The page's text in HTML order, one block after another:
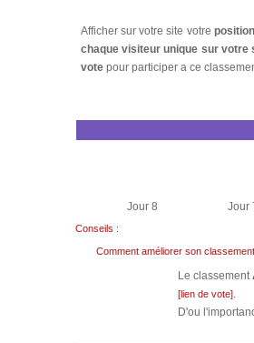
Afficher sur votre site votre
chaque visiteur unique sur votre
vote pour participer a ce
Jour 8 Jour
Conseils :
Comment améliorer son classement
Le classement
[lien de vote].
D'ou